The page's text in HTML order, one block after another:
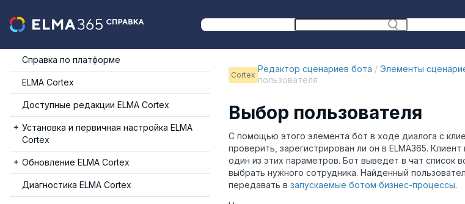
Справка по платформе
ELMA Cortex
Доступные редакции ELMA Cortex
Установка и первичная настройка ELMA
Cortex
Обновление ELMA Cortex
Диагностика ELMA Cortex
Cortex
Редактор сценариев бота / Элементы
пользователя
Выбор пользователя
С помощью этого элемента бот в ходе диалога с
проверить, зарегистрирован ли он в ELMA365.
один из этих параметров. Бот выведет в чат список
выбрать нужного сотрудника. Найденный
передавать в запускаемые ботом бизнес-процессы.